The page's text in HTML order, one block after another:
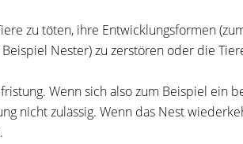
zu töten, ihre Entwicklungsformen
Nester)zu zerstören oder die
Wenn sich also zum Beispiel ein
nicht zulässig. Wenn das Nest